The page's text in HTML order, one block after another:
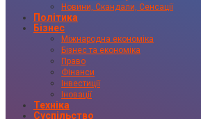
Новини, Скандали, Сенсації
Політика
Бізнес
Міжнародна економіка
Бізнес та економіка
Право
Фінанси
Інвестиції
Іновації
Техніка
Суспільство